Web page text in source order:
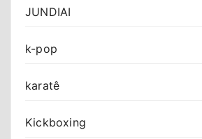
JUNDIAI
k-pop
karatê
Kickboxing